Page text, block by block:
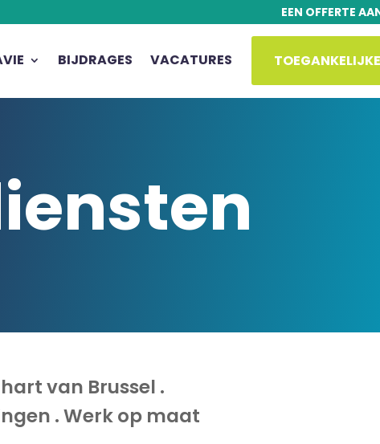
EEN OFFERTE
BIJDRAGES VACATURES
van Brussel .
. Werk op maat